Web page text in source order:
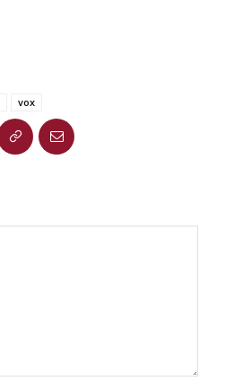
vox